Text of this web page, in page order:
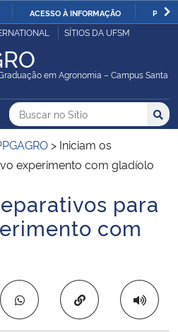
IR
PARA
O
ACESSO À INFORMAÇÃO
Abastecimento
SÍTIOS DA UFSM
em Agronomia – Campus Santa
do Sítio
Busca
Buscar no no Sítio
Busca:
> Iniciam os
experimento com gladíolo
para
com
Copiar para área